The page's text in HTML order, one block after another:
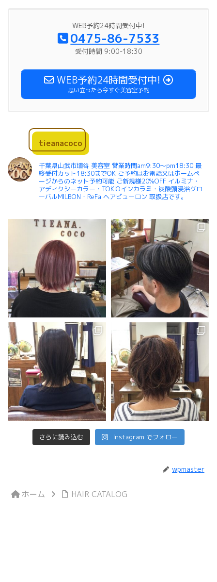
WEB予約24時間受付中!
0475-86-7533
受付時間 9:00-18:30
WEB予約24時間受付中!
思い立ったら今すぐ美容室予約
tieanacoco
千葉県山武市埴谷 美容室 営業時間am9:30〜pm18:30 最
終受付カット18:30までOK ご予約はお電話又はホームペ
ージからのネット予約可能 ご新規様20%OFF イルミナ・
アディクシーカラー・TOKIOインカラミ・炭酸頭浸浴グロ
ーバルMILBON・ReFa ヘアビューロン 取扱店です。
さらに読み込む Instagram でフォロー
wpmaster
ホーム HAIR CATALOG